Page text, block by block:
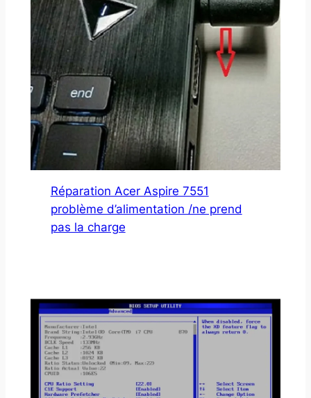
Réparation Acer Aspire 7551
problème d’alimentation /ne prend
pas la charge